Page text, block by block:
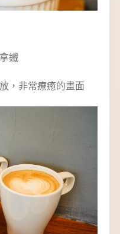
鐵
，非常療癒的畫面